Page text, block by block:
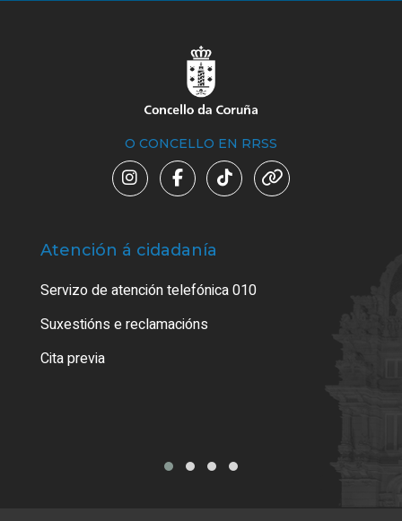
O CONCELLO EN RRSS
Atención á cidadanía
Servizo de atención telefónica 010
Suxestións e reclamacións
Cita previa